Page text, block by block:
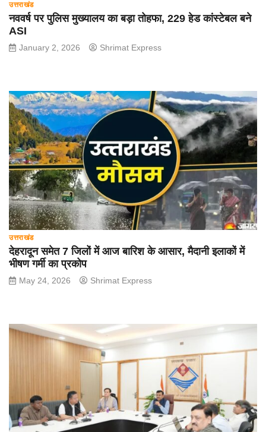
उत्तराखंड
नववर्ष पर पुलिस मुख्यालय का बड़ा तोहफा, 229 हेड कांस्टेबल बने
ASI
January 2, 2026 Shrimat Express
उत्तराखंड
देहरादून समेत 7 जिलों में आज बारिश के आसार, मैदानी इलाकों में
भीषण गर्मी का प्रकोप
May 24, 2026 Shrimat Express